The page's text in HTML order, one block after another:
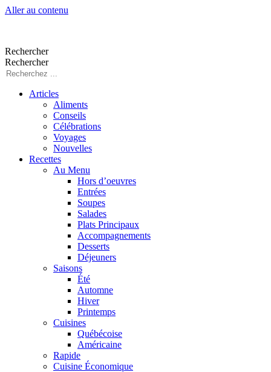
Aller au contenu
Rechercher
Rechercher
Articles
Aliments
Conseils
Célébrations
Voyages
Nouvelles
Recettes
Au Menu
Hors d’oeuvres
Entrées
Soupes
Salades
Plats Principaux
Accompagnements
Desserts
Déjeuners
Saisons
Été
Automne
Hiver
Printemps
Cuisines
Québécoise
Américaine
Rapide
Cuisine Économique